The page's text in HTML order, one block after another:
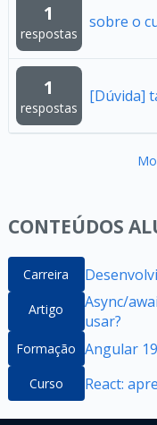
1
respostas
sobre o
1
respostas
[Dúvida]
CONTEÚDOS
Carreira
Artigo
Async/
usar?
Formação Angular
Curso React: